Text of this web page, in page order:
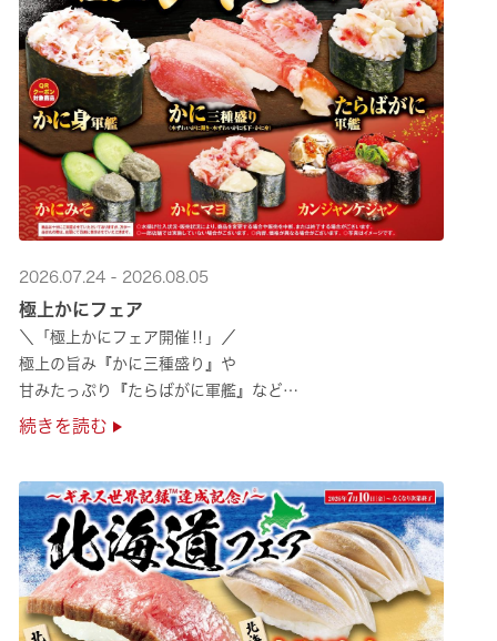
2026.07.24 - 2026.08.05
極上かにフェア
＼「極上かにフェア開催‼」／
極上の旨み『かに三種盛り』や
甘みたっぷり『たらばがに軍艦』など
絶品のかにを味わいつくせる！🦀
ぜひくら寿司へお越しください！✨
続きを読む